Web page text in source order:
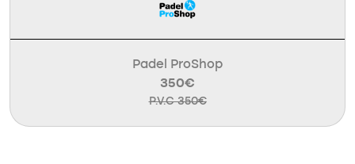
Padel ProShop
350€
P.V.C 350€